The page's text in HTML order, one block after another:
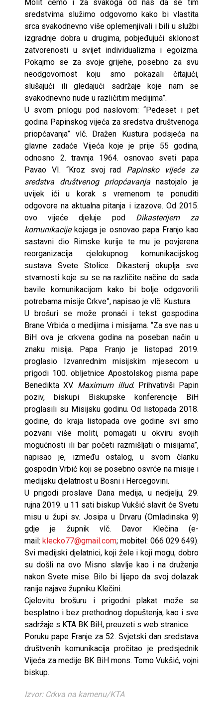
Molit ćemo i za svakoga od nas da se tim
sredstvima služimo odgovorno kako bi vlastita
srca svakodnevno više oplemenjivali i bili u službi
izgradnje dobra u drugima, pobjeđujući sklonost
zatvorenosti u svijet individualizma i egoizma.
Pokajmo se za svoje grijehe, posebno za svu
neodgovornost koju smo pokazali čitajući,
slušajući ili gledajući sadržaje koje nam se
svakodnevno nude u različitim medijima”.
U svom prilogu pod naslovom: “Pedeset i pet
godina Papinskog vijeća za sredstva društvenoga
priopćavanja” vlč. Dražen Kustura podsjeća na
glavne zadaće Vijeća koje je prije 55 godina,
odnosno 2. travnja 1964. osnovao sveti papa
Pavao VI. “Kroz svoj rad Papinsko vijeće za
sredstva društvenog priopćavanja nastojalo je
uvijek ići u korak s vremenom te ponuditi
odgovore na aktualna pitanja i izazove. Od 2015.
ovo vijeće djeluje pod Dikasterijem za
komunikacijekojega je osnovao papa Franjo kao
sastavni dio Rimske kurije te mu je povjerena
reorganizacija cjelokupnog komunikacijskog
sustava Svete Stolice. Dikasterij okuplja sve
stvarnosti koje su se na različite načine do sada
bavile komunikacijom kako bi bolje odgovorili
potrebama misije Crkve”, napisao je vlč. Kustura.
U brošuri se može pronaći i tekst gospodina
Brane Vrbića o medijima i misijama. “Za sve nas u
BiH ova je crkvena godina na poseban način u
znaku misija. Papa Franjo je listopad 2019.
proglasio Izvanrednim misijskim mjesecom u
prigodi 100. obljetnice Apostolskog pisma pape
Benedikta XV. Maximum illud. Prihvativši Papin
poziv, biskupi Biskupske konferencije BiH
proglasili su Misijsku godinu. Od listopada 2018.
godine, do kraja listopada ove godine svi smo
pozvani više moliti, pomagati u okviru svojih
mogućnosti ili bar početi razmišljati o misijama”,
napisao je, između ostalog, u svom članku
gospodin Vrbić koji se posebno osvrće na misije i
medijsku djelatnost u Bosni i Hercegovini.
U prigodi proslave Dana medija, u nedjelju, 29.
rujna 2019. u 11 sati biskup Vukšić slavit će Svetu
misu u župi sv. Josipa u Drvaru (Omladinska 9)
gdje je župnik vlč. Davor Klečina (e-
mail:klecko77@gmail.com; mobitel: 066 029 649).
Svi medijski djelatnici, koji žele i koji mogu, dobro
su došli na ovo Misno slavlje kao i na druženje
nakon Svete mise. Bilo bi lijepo da svoj dolazak
ranije najave župniku Klečini.
Cjelovitu brošuru i prigodni plakat može se
besplatno i bez prethodnog dopuštenja, kao i sve
sadržaje s KTA BK BiH, preuzeti s web stranice.
Poruku pape Franje za 52. Svjetski dan sredstava
društvenih komunikacija pročitao je predsjednik
Vijeća za medije BK BiH mons. Tomo Vukšić, vojni
biskup.
Izvor: Crkva na kamenu/KTA